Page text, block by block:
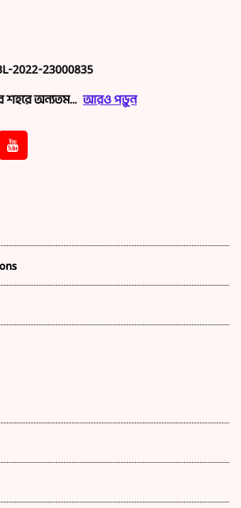
BL-2022-23000835
শহরে অন্যতম... আরও পড়ুন